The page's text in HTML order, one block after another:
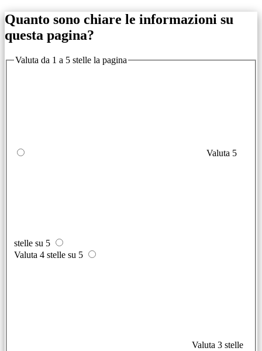
Quanto sono chiare le informazioni su
questa pagina?
Valuta da 1 a 5 stelle la pagina
Valuta 5
stelle su 5
Valuta 4 stelle su 5
Valuta 3 stelle